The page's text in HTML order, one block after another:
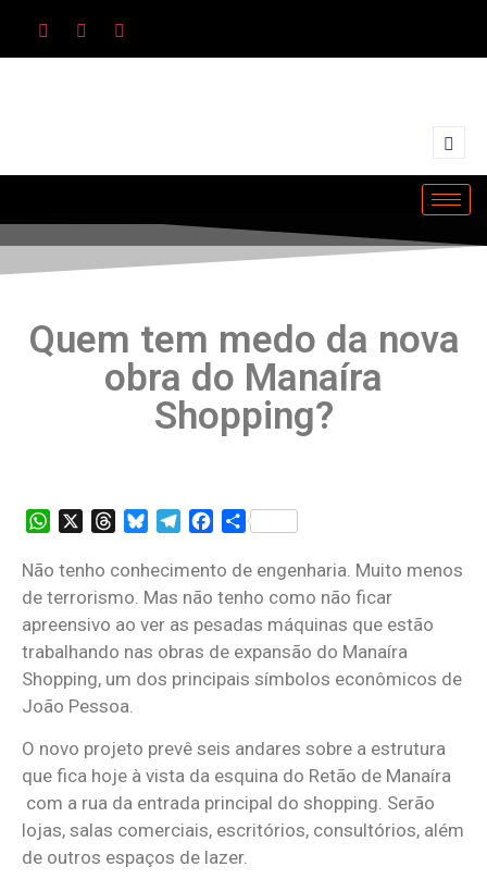
Quem tem medo da nova
obra do Manaíra
Shopping?
WhatsAppThreadsBlueskyTelegramFacebook
Share
Não tenho conhecimento de engenharia. Muito menos
de terrorismo. Mas não tenho como não ficar
apreensivo ao ver as pesadas máquinas que estão
trabalhando nas obras de expansão do Manaíra
Shopping, um dos principais símbolos econômicos de
João Pessoa.
O novo projeto prevê seis andares sobre a estrutura
que fica hoje à vista da esquina do Retão de Manaíra
com a rua da entrada principal do shopping. Serão
lojas, salas comerciais, escritórios, consultórios, além
de outros espaços de lazer.